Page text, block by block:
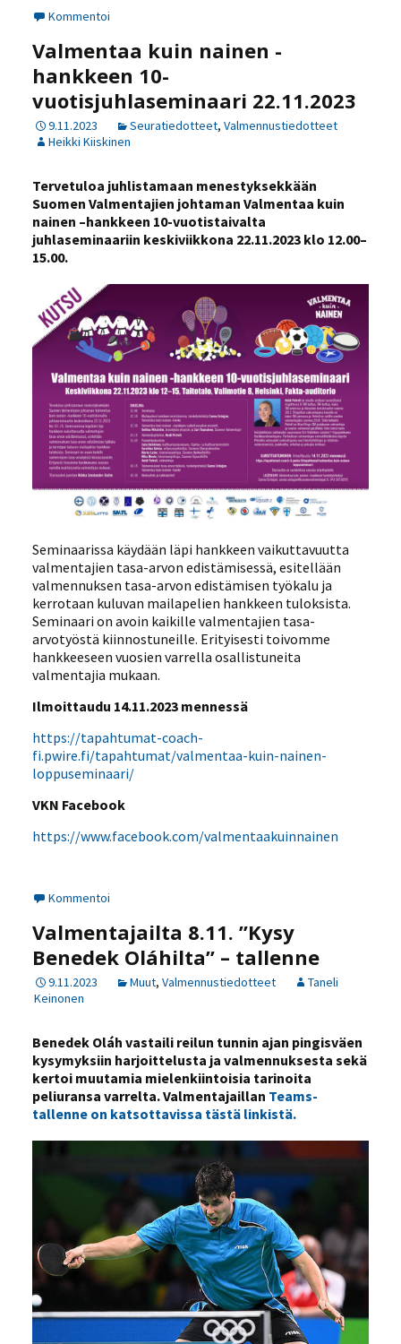
Kommentoi
Valmentaa kuin nainen -
hankkeen 10-
vuotisjuhlaseminaari 22.11.2023
9.11.2023 Seuratiedotteet, Valmennustiedotteet
Heikki Kiiskinen
Tervetuloa juhlistamaan menestyksekkään
Suomen Valmentajien johtaman Valmentaa kuin
nainen –hankkeen 10-vuotistaivalta
juhlaseminaariin keskiviikkona 22.11.2023 klo 12.00–
15.00.
Seminaarissa käydään läpi hankkeen vaikuttavuutta
valmentajien tasa-arvon edistämisessä, esitellään
valmennuksen tasa-arvon edistämisen työkalu ja
kerrotaan kuluvan mailapelien hankkeen tuloksista.
Seminaari on avoin kaikille valmentajien tasa-
arvotyöstä kiinnostuneille. Erityisesti toivomme
hankkeeseen vuosien varrella osallistuneita
valmentajia mukaan.
Ilmoittaudu 14.11.2023 mennessä
https://tapahtumat-coach-
fi.pwire.fi/tapahtumat/valmentaa-kuin-nainen-
loppuseminaari/
VKN Facebook
https://www.facebook.com/valmentaakuinnainen
Kommentoi
Valmentajailta 8.11. ”Kysy
Benedek Oláhilta” – tallenne
9.11.2023 Muut, Valmennustiedotteet
Taneli
Keinonen
Benedek Oláh vastaili reilun tunnin ajan pingisväen
kysymyksiin harjoittelusta ja valmennuksesta sekä
kertoi muutamia mielenkiintoisia tarinoita
peliuransa varrelta. Valmentajaillan Teams-
tallenne on katsottavissa tästä linkistä.